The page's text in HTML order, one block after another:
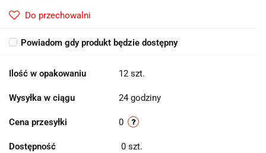
Do przechowalni
Powiadom gdy produkt będzie dostępny
Ilość w opakowaniu 12 szt.
Wysyłka w ciągu 24 godziny
Cena przesyłki 0
Dostępność 0 szt.